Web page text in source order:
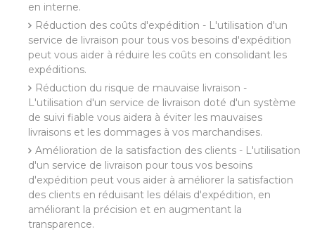
en interne.
Réduction des coûts d'expédition - L'utilisation d'un
service de livraison pour tous vos besoins d'expédition
peut vous aider à réduire les coûts en consolidant les
expéditions.
Réduction du risque de mauvaise livraison -
L'utilisation d'un service de livraison doté d'un système
de suivi fiable vous aidera à éviter les mauvaises
livraisons et les dommages à vos marchandises.
Amélioration de la satisfaction des clients - L'utilisation
d'un service de livraison pour tous vos besoins
d'expédition peut vous aider à améliorer la satisfaction
des clients en réduisant les délais d'expédition, en
améliorant la précision et en augmentant la
transparence.